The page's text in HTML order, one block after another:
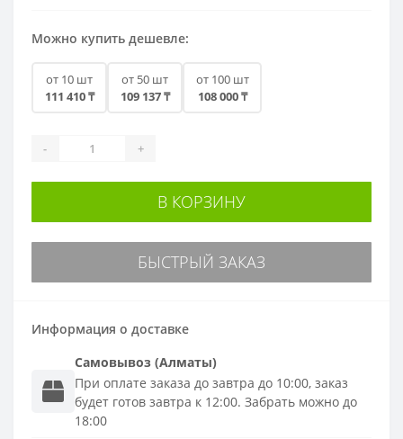
Можно купить дешевле:
от 10 шт
111 410 ₸
от 50 шт
109 137 ₸
от 100 шт
108 000 ₸
- +
В КОРЗИНУ
БЫСТРЫЙ ЗАКАЗ
Информация о доставке
Самовывоз (Алматы)
При оплате заказа до завтра до 10:00, заказ
будет готов завтра к 12:00. Забрать можно до
18:00